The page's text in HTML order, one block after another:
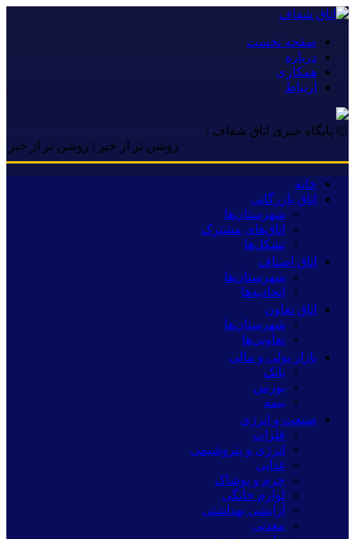
صفحه نخست
درباره
همکاری
ارتباط
۞ پایگاه خبری اتاق شفاف :
روشن تر از خبر | روشن تر از خبر |
خانه
اتاق بازرگانی
شهرستان‌ها
اتاق‌های مشترک
تشکل‌ها
اتاق اصناف
شهرستان‌ها
اتحادیه‌ها
اتاق تعاون
شهرستان‌ها
تعاونی‌ها
بازار پولی و مالی
بانک
بورس
بیمه
صنعت و انرژی
فلزات
انرژی و پتروشیمی
غذایی
چرم و پوشاک
لوازم خانگی
آرایشی بهداشتی
معدنی